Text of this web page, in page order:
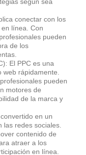
conectar con los
línea. Con
pueden
de los
El PPC es una
rápidamente.
pueden
motores de
de la marca y
en un
redes sociales.
contenido de
atraer a los
en línea.